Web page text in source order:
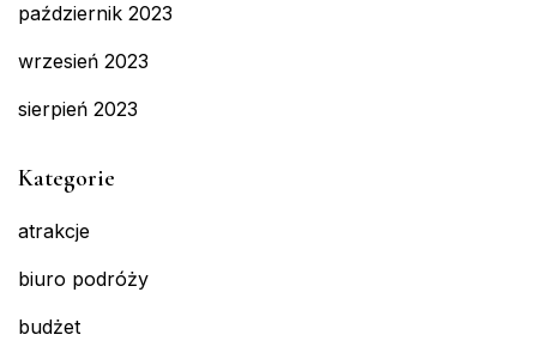
październik 2023
wrzesień 2023
sierpień 2023
Kategorie
atrakcje
biuro podróży
budżet